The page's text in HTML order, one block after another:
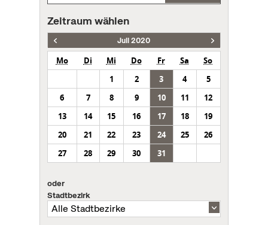
Zeitraum wählen
Juli 2020
Mo Di Mi Do Fr Sa
So
1
2 3 4
5
6
7 8 9 10 11
12
13
14 15 16 17 18
19
20
21 22 23 24 25
26
27
28 29 30 31
oder
Stadtbezirk